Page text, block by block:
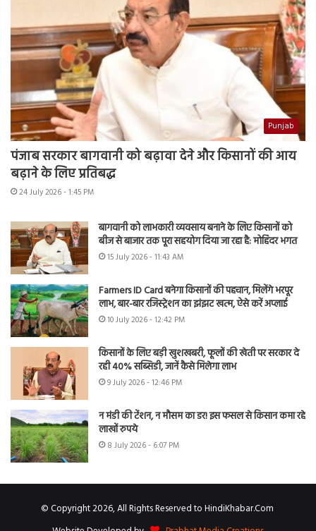
Punjab
पंजाब सरकार बागवानी को बढ़ावा देने और किसानों की आय
बढ़ाने के लिए प्रतिबद्ध
24 July 2026 - 1:45 PM
बागवानी को लाभकारी व्यवसाय बनाने के लिए किसानों को
बीज से बाजार तक पूरा सहयोग दिया जा रहा है: मोहिंदर भगत
15 July 2026 - 11:43 AM
Farmers ID Card बनेगा किसानों की पहचान, मिलेंगे भरपूर
लाभ, बार-बार रजिस्ट्रेशन का झंझट खत्म, ऐसे करें अप्लाई
10 July 2026 - 12:42 PM
किसानों के लिए बड़ी खुशखबरी, फूलों की खेती पर सरकार दे
रही 40% सब्सिडी, जानें कैसे मिलेगा लाभ
9 July 2026 - 12:46 PM
न मंडी की टेंशन, न मौसम का डर! इस फसल से किसान कमा रहे
लाखों रुपये
8 July 2026 - 6:07 PM
© Copyright 2026, All Rights Reserved to HindiKhabar.Com